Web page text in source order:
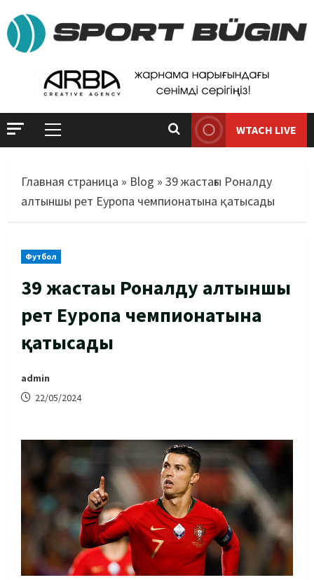
WTACH LIVE
Главная страница » Blog » 39 жастағы Роналду
алтыншы рет Еуропа чемпионатына қатысады
Футбол
39 жастағы Роналду алтыншы
рет Еуропа чемпионатына
қатысады
admin
22/05/2024